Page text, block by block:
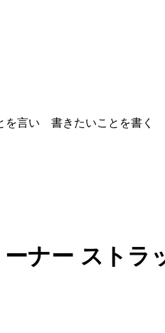
言い 書きたいことを書く
ナー ストラ